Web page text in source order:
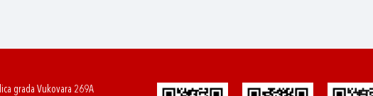
grada Vukovara 269A